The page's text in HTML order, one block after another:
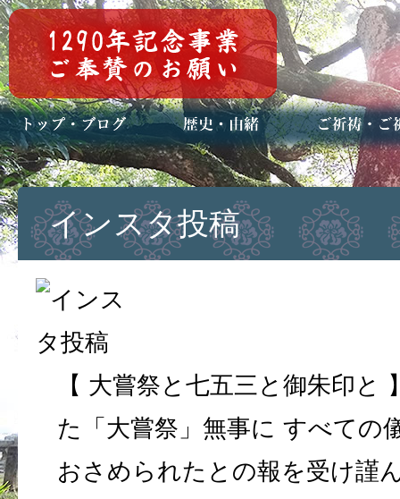
トップページ
ブログ(日々八百万)
お知らせ一覧 歴史・ご祭神
年中行事
メディア掲載 ご祈祷・ご祈
安産祈願
初宮参り
七五三詣
長寿のお祝い
神前結婚式
厄祓い・方位
車のお祓い
地鎮祭
神葬祭（神式
インスタ投稿
【 大嘗祭と七五三と御朱印と
た「大嘗祭」無事に すべての
おさめられたとの報を受け謹